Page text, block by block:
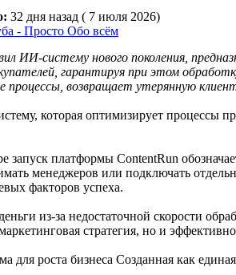
32 дня назад ( 7 июля 2026)
- Просто Обо всём
ИИ-систему нового поколения,
гарантируя при этом
возвращает утерянную
запуск платформы ContentRun
менеджеров или подключать
факторов успеха.
из-за недостаточной скорости
стратегия, но и
для роста бизнеса Созданная как